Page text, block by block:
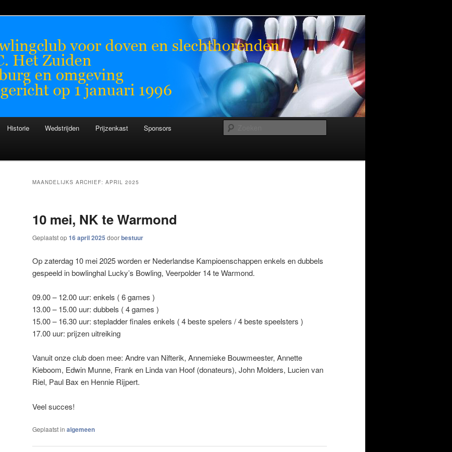
Historie Wedstrijden Prijzenkast Sponsors
MAANDELIJKS ARCHIEF: APRIL 2025
10 mei, NK te Warmond
Geplaatst op16 april 2025 doorbestuur
Op zaterdag 10 mei 2025 worden er Nederlandse Kampioenschappen enkels en dubbels
gespeeld in bowlinghal Lucky’s Bowling, Veerpolder 14 te Warmond.
09.00 – 12.00 uur: enkels ( 6 games )
13.00 – 15.00 uur: dubbels ( 4 games )
15.00 – 16.30 uur: stepladder finales enkels ( 4 beste spelers / 4 beste speelsters )
17.00 uur: prijzen uitreiking
Vanuit onze club doen mee: Andre van Nifterik, Annemieke Bouwmeester, Annette
Kieboom, Edwin Munne, Frank en Linda van Hoof (donateurs), John Molders, Lucien van
Riel, Paul Bax en Hennie Rijpert.
Veel succes!
Geplaatst in algemeen